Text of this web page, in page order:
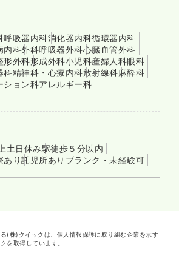
呼吸器内科消化器内科循環器内科
内科外科呼吸器外科心臓血管外科
形外科形成外科小児科産婦人科眼科
科精神科・心療内科放射線科麻酔科
ション科アレルギー科
土日休み駅徒歩５分以内
あり託児所あり ブランク・未経験可
(株)クイックは、個人情報保護に取り組む企業を示す
を取得しています。